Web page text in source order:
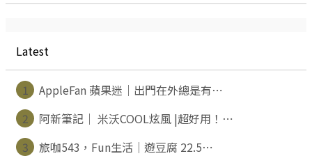
Latest
1
AppleFan 蘋果迷｜出門在外總是有⋯
2
阿新筆記｜ 米沃COOL炫風 |超好用！⋯
3
旅咖543，Fun生活｜遊豆腐 22.5⋯